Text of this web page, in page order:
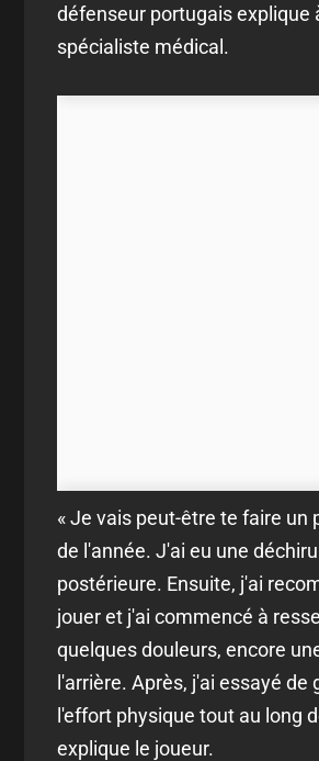
défenseur portugais explique
spécialiste médical.
« Je vais peut-être te faire un
de l'année. J'ai eu une
postérieure. Ensuite, j'ai
jouer et j'ai commencé à
quelques douleurs, encore
l'arrière. Après, j'ai essayé de
l'effort physique tout au long
explique le joueur.